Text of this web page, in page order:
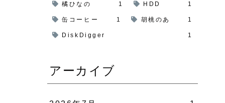
橘ひなの 1 HDD 1
缶コーヒー 1 胡桃のあ 1
DiskDigger 1
アーカイブ